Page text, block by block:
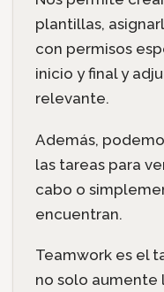
plantillas,
con permisos
inicio y final y
relevante.
Además,
las tareas para
cabo o
encuentran.
Teamwork es el
no solo aumente